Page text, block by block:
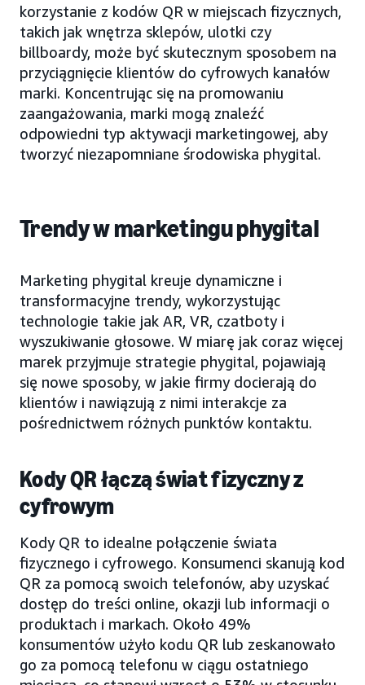
korzystanie z kodów QR w miejscach fizycznych,
takich jak wnętrza sklepów, ulotki czy
billboardy, może być skutecznym sposobem na
przyciągnięcie klientów do cyfrowych kanałów
marki. Koncentrując się na promowaniu
zaangażowania, marki mogą znaleźć
odpowiedni typ aktywacji marketingowej, aby
tworzyć niezapomniane środowiska phygital.
Trendy w marketingu phygital
Marketing phygital kreuje dynamiczne i
transformacyjne trendy, wykorzystując
technologie takie jak AR, VR, czatboty i
wyszukiwanie głosowe. W miarę jak coraz więcej
marek przyjmuje strategie phygital, pojawiają
się nowe sposoby, w jakie firmy docierają do
klientów i nawiązują z nimi interakcje za
pośrednictwem różnych punktów kontaktu.
Kody QR łączą świat fizyczny z
cyfrowym
Kody QR to idealne połączenie świata
fizycznego i cyfrowego. Konsumenci skanują kod
QR za pomocą swoich telefonów, aby uzyskać
dostęp do treści online, okazji lub informacji o
produktach i markach. Około 49%
konsumentów użyło kodu QR lub zeskanowało
go za pomocą telefonu w ciągu ostatniego